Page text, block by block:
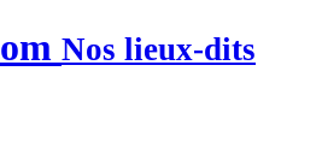
Nos lieux-dits